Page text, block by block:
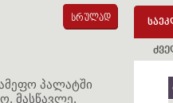
პალატში
მასწავლე,